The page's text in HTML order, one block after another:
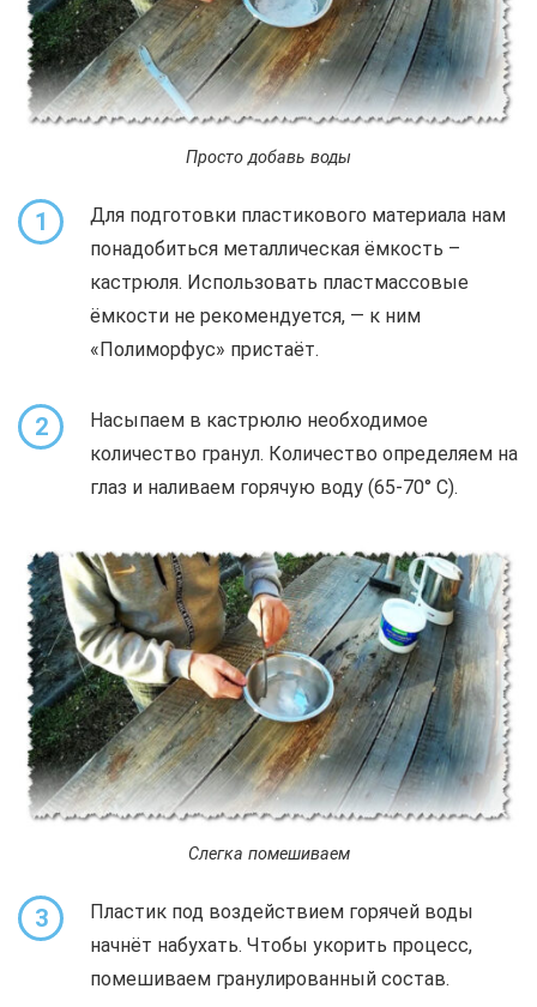
Просто добавь воды
1
Для подготовки пластикового материала нам
понадобиться металлическая ёмкость –
кастрюля. Использовать пластмассовые
ёмкости не рекомендуется, — к ним
«Полиморфус» пристаёт.
2
Насыпаем в кастрюлю необходимое
количество гранул. Количество определяем на
глаз и наливаем горячую воду (65-70° С).
Слегка помешиваем
3
Пластик под воздействием горячей воды
начнёт набухать. Чтобы укорить процесс,
помешиваем гранулированный состав.